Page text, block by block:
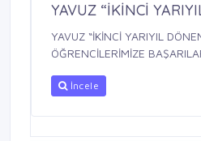
YAVUZ “İKİNCİ
YAVUZ “İKİNCİ YARIYIL
ÖĞRENCİLERİMİZE
İncele